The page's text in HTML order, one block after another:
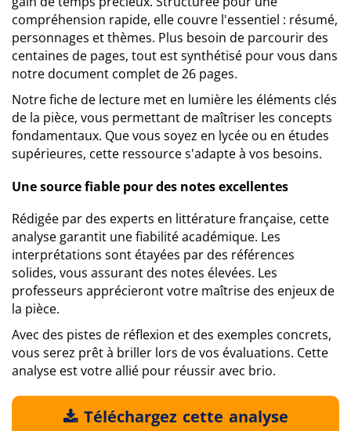
compréhension rapide, elle couvre l'essentiel : résumé,
personnages et thèmes. Plus besoin de parcourir des
centaines de pages, tout est synthétisé pour vous dans
notre document complet de 26 pages.
Notre fiche de lecture met en lumière les éléments clés
de la pièce, vous permettant de maîtriser les concepts
fondamentaux. Que vous soyez en lycée ou en études
supérieures, cette ressource s'adapte à vos besoins.
Une source fiable pour des notes excellentes
Rédigée par des experts en littérature française, cette
analyse garantit une fiabilité académique. Les
interprétations sont étayées par des références
solides, vous assurant des notes élevées. Les
professeurs apprécieront votre maîtrise des enjeux de
la pièce.
Avec des pistes de réflexion et des exemples concrets,
vous serez prêt à briller lors de vos évaluations. Cette
analyse est votre allié pour réussir avec brio.
Téléchargez cette analyse